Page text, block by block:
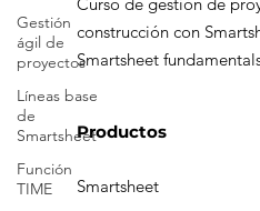
Gestión
ágil de
proyectos
Líneas base
de
Smartsheet
Función
TIME
Productos
Taller de uso de
Curso de gestión de
Smartsheet fundamentals